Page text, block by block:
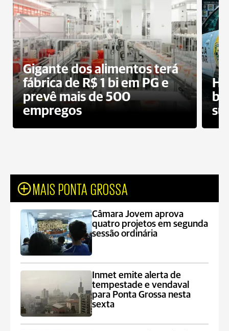
Gigante dos alimentos terá
fábrica de R$ 1 bi em PG e
prevê mais de 500
empregos
MAIS PONTA GROSSA
Câmara Jovem aprova
quatro projetos em segunda
sessão ordinária
Inmet emite alerta de
tempestade e vendaval
para Ponta Grossa nesta
sexta